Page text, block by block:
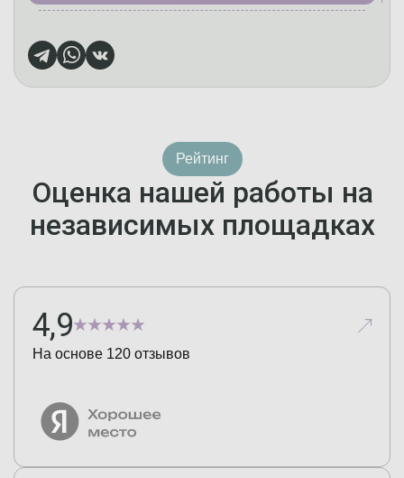
Рейтинг
Оценка нашей работы на
независимых площадках
4,9
На основе 120 отзывов